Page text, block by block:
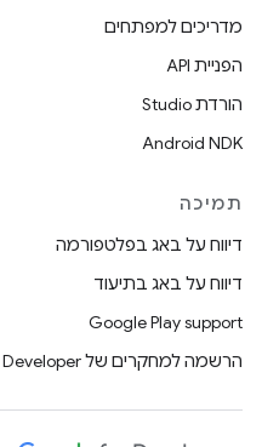
מדריכים למפתחים
הפניית API
הורדת Studio
Android NDK
תמיכה
דיווח על באג בפלטפורמה
דיווח על באג בתיעוד
Google Play support
הרשמה למחקרים של Android Developer